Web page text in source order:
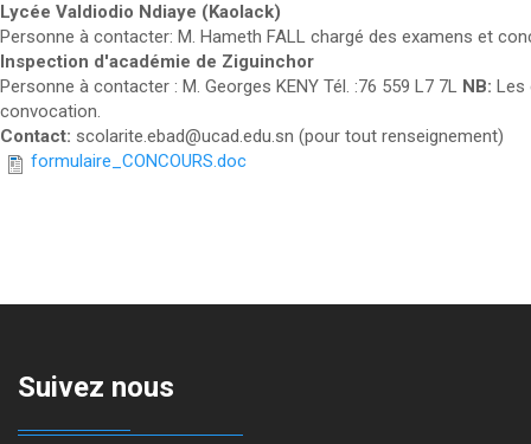
Lycée Valdiodio Ndiaye (Kaolack)
Personne à contacter: M. Hameth FALL chargé des examens et
Inspection d'académie de Ziguinchor
Personne à contacter : M. Georges KENY Tél. :76 559 L7 7L NB: Les
convocation.
Contact: scolarite.ebad@ucad.edu.sn (pour tout renseignement)
formulaire_CONCOURS.doc
Suivez nous